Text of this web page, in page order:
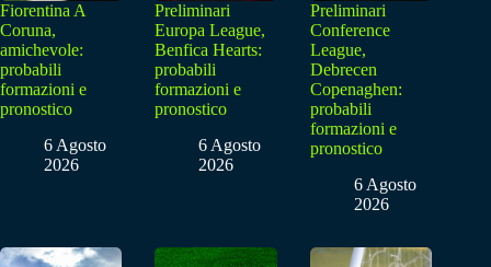
Fiorentina A
Coruna,
amichevole:
probabili
formazioni e
pronostico
6 Agosto
2026
Preliminari
Europa League,
Benfica Hearts:
probabili
formazioni e
pronostico
6 Agosto
2026
Preliminari
Conference
League,
Debrecen
Copenaghen:
probabili
formazioni e
pronostico
6 Agosto
2026